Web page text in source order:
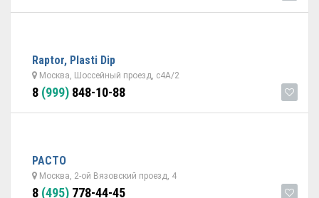
Raptor, Plasti Dip
Москва, Шоссейный проезд, с4А/2
8 (999) 848-10-88
РАСТО
Москва, 2-ой Вязовский проезд, 4
8 (495) 778-44-45